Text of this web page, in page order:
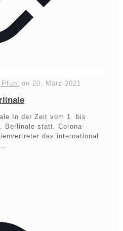
on 20. März 2021
In der Zeit vom 1. bis
Berlinale statt. Corona-
das international